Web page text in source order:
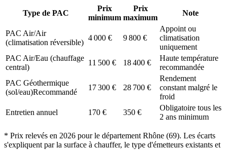
Type de PAC
Prix
minimum
Prix
maximum
Note
PAC Air/Air
(climatisation réversible)
4 000 € 9 800 €
Appoint ou
climatisation
uniquement
PAC Air/Eau (chauffage
central)
11 500 € 18 400 €
Haute température
recommandée
PAC Géothermique
(sol/eau)Recommandé
17 300 € 28 700 €
Rendement
constant malgré le
froid
Entretien annuel
170 € 350 €
Obligatoire tous les
2 ans minimum
* Prix relevés en 2026 pour le département Rhône (69). Les écarts
s'expliquent par la surface à chauffer, le type d'émetteurs existants et